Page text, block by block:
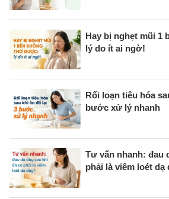
Hay bị nghẹt mũi 1
lý do ít ai ngờ!
Rối loạn tiêu hóa
bước xử lý nhanh
Tư vấn nhanh: đau
phải là viêm loét dạ